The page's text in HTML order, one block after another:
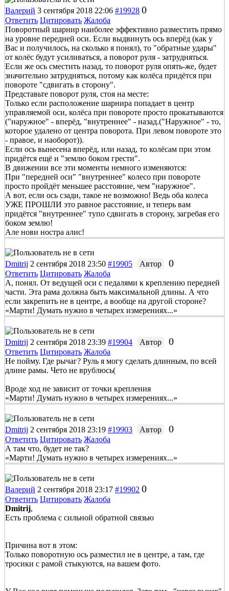
Валерий 3 сентября 2018 22:06 #19928 0
Ответить Цитировать Жалоба
Поворотный шарнир наиболее эффективно разместить прямо
на уровне передней оси. Если выдвинуть ось вперёд (как у
Вас и получилось, на сколько я понял), то "обратные удары"
от колёс будут усиливаться, а поворот руля - затрудняться.
Если же ось сместить назад, то поворот руля опять-же, будет
значительно затрудняться, потому как колёса придётся при
повороте "сдвигать в сторону".
Представьте поворот руля, стоя на месте:
Только если расположение шарнира попадает в центр
управляемой оси, колёса при повороте просто прокатываются
("наружное" - вперёд, "внутреннее" - назад.("Наружное" - то,
которое удалено от центра поворота. При левом повороте это
- правое, и наоборот)).
Если ось вынесена вперёд, или назад, то колёсам при этом
придётся ещё и "землю боком грести".
В движении все эти моменты немного изменяются:
При "передней оси" "внутреннее" колесо при повороте
просто пройдёт меньшее расстояние, чем "наружное".
А вот, если ось сзади, такое не возможно! Ведь оба колеса
УЖЕ ПРОШЛИ это равное расстояние, и теперь вам
придётся "внутреннее" тупо сдвигать в сторону, загребая его
боком землю!
Але нови ностра алис!
Dmitrij 2 сентября 2018 23:50 #19905 Автор 0
Ответить Цитировать Жалоба
А, понял. От ведущей оси с педалями к креплению передней
части. Эта рама должна быть максимальной длины. А что
если закрепить не в центре, а вообще на другой стороне?
«Марти! Думать нужно в четырех измерениях...»
Dmitrij 2 сентября 2018 23:39 #19904 Автор 0
Ответить Цитировать Жалоба
Не пойму. Где рычаг? Руль я могу сделать длинным, по всей
длине рамы. Чето не врублюсь(
Вроде ход не зависит от точки крепления
«Марти! Думать нужно в четырех измерениях...»
Dmitrij 2 сентября 2018 23:19 #19903 Автор 0
Ответить Цитировать Жалоба
А там что, будет не так?
«Марти! Думать нужно в четырех измерениях...»
Валерий 2 сентября 2018 23:17 #19902 0
Ответить Цитировать Жалоба
Dmitrij,
Есть проблема с сильной обратной связью
Причина вот в этом:
Только поворотную ось разместил не в центре, а там, где
тросики с рамой стыкуются, на вашем фото.